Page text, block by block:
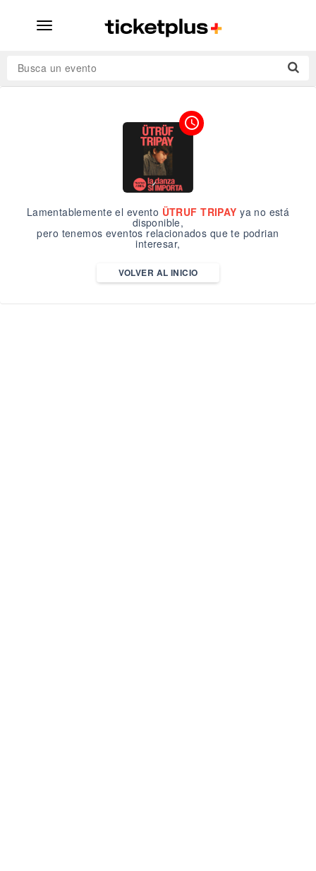
desplegar
Busca un evento
access_time
Lamentablemente el evento ÜTRUF TRIPAY ya no está
disponible,
pero tenemos eventos relacionados que te podrian
interesar,
VOLVER AL INICIO